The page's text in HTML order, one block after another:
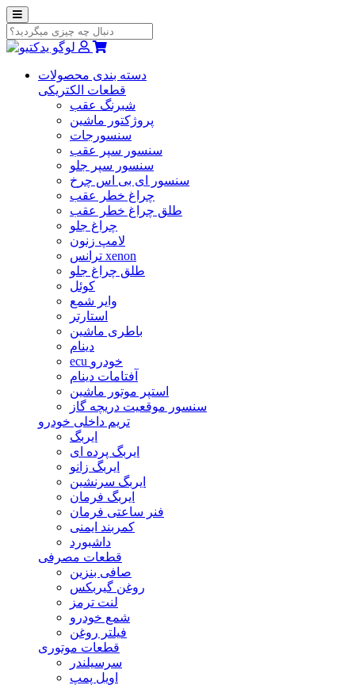
دسته بندی محصولات
قطعات الکتریکی
شبرنگ عقب
پروژکتور ماشین
سنسورجات
سنسور سپر عقب
سنسور سپر جلو
سنسور ای بی اس چرخ
چراغ خطر عقب
طلق چراغ خطر عقب
چراغ جلو
لامپ زنون
ترانس xenon
طلق چراغ جلو
کوئل
وایر شمع
استارتر
باطری ماشین
دینام
ecu خودرو
آفتامات دینام
استپر موتور ماشین
سنسور موقعیت دریچه گاز
تریم داخلی خودرو
ایربگ
ایربگ پرده ای
ایربگ زانو
ایربگ سرنشین
ایربگ فرمان
فنر ساعتی فرمان
کمربند ایمنی
داشبورد
قطعات مصرفی
صافی بنزین
روغن گیربکس
لنت ترمز
شمع خودرو
فیلتر روغن
قطعات موتوری
سرسیلندر
اویل پمپ